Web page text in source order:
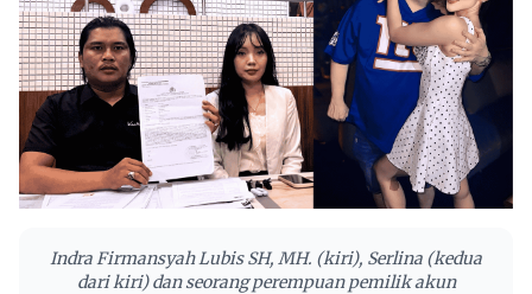
Indra Firmansyah Lubis SH, MH. (kiri), Serlina (kedua
dari kiri) dan seorang perempuan pemilik akun